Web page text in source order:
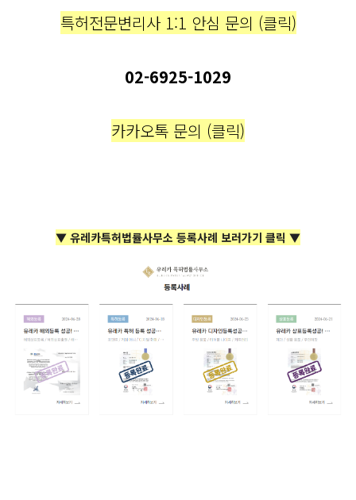
특허전문변리사 1:1 안심 문의 (클릭)
02-6925-1029
카카오톡 문의 (클릭)
▼ 유레카특허법률사무소 등록사례 보러가기 클릭 ▼